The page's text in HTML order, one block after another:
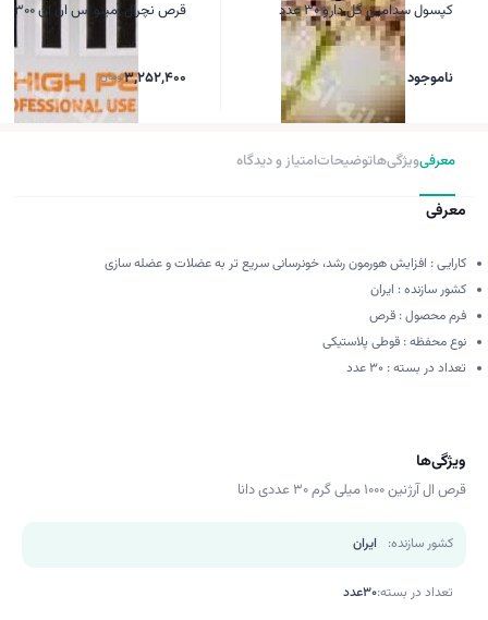
کپسول سدامین گل دارو 30 عدد
ناموجود
قرص نچرال آمینو اس ان ان 300 عددی
3,252,400تومان
معرفیویژگی‌هاتوضیحاتامتیاز و دیدگاه
معرفی
كارایی : افزایش هورمون رشد، خونرسانی سریع تر به عضلات و عضله سازی
كشور سازنده : ایران
فرم محصول : قرص
نوع محفظه : قوطی پلاستیكی
تعداد در بسته : 30 عدد
ویژگی‌ها
قرص ال آرژنین 1000 میلی گرم 30 عددی دانا
کشور سازنده: ایران
تعداد در بسته:30عدد